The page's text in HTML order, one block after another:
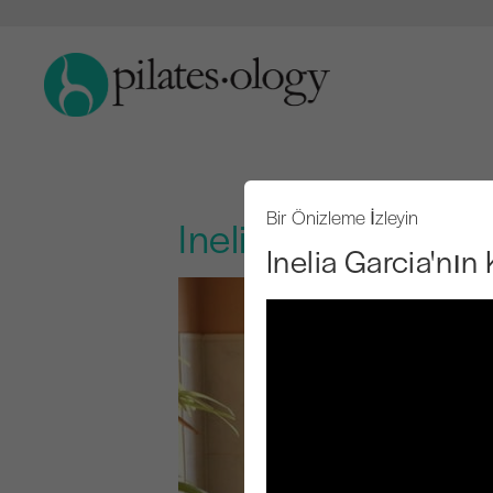
Inelia Garcia'nın
Bir Önizleme İzleyin
Inelia Garcia'nın